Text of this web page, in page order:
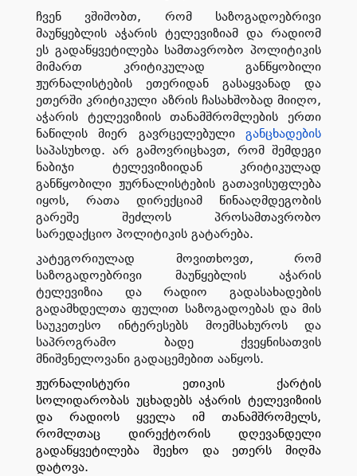
ჩვენ ვშიშობთ, რომ საზოგადოებრივი
მაუწყებლის აჭარის ტელევიზიამ და რადიომ
ეს გადაწყვეტილება სამთავრობო პოლიტიკის
მიმართ კრიტიკულად განწყობილი
ჟურნალისტების ეთერიდან გასაყვანად და
ეთერში კრიტიკული აზრის ჩასახშობად მიიღო,
აჭარის ტელევიზიის თანამშრომლების ერთი
ნაწილის მიერ გავრცელებული
განცხადების
საპასუხოდ. არ გამოვრიცხავთ, რომ შემდეგი
ნაბიჯი ტელევიზიიდან კრიტიკულად
განწყობილი ჟურნალისტების გათავისუფლება
იყოს, რათა დირექციამ წინააღმდეგობის
გარეშე შეძლოს პროსამთავრობო
სარედაქციო პოლიტიკის გატარება.
კატეგორიულად მოვითხოვთ, რომ
საზოგადოებრივი მაუწყებლის აჭარის
ტელევიზია და რადიო გადასახადების
გადამხდელთა ფულით საზოგადოებას და მის
საუკეთესო ინტერესებს მოემსახუროს და
საპროგრამო ბადე ქვეყნისათვის
მნიშვნელოვანი გადაცემებით ააწყოს.
ჟურნალისტური ეთიკის ქარტის
სოლიდარობას უცხადებს აჭარის ტელევიზიის
და რადიოს ყველა იმ თანამშრომელს,
რომლთაც დირექტორის დღევანდელი
გადაწყვეტილება შეეხო და ეთერს მიღმა
დატოვა.